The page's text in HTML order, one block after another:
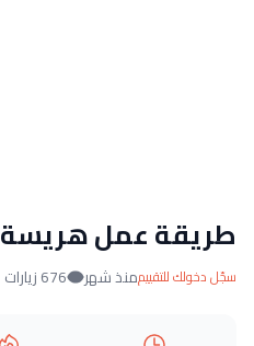
طريقة عمل هريسة
سجّل دخولك للتقييممنذ شهر 676 زيارات